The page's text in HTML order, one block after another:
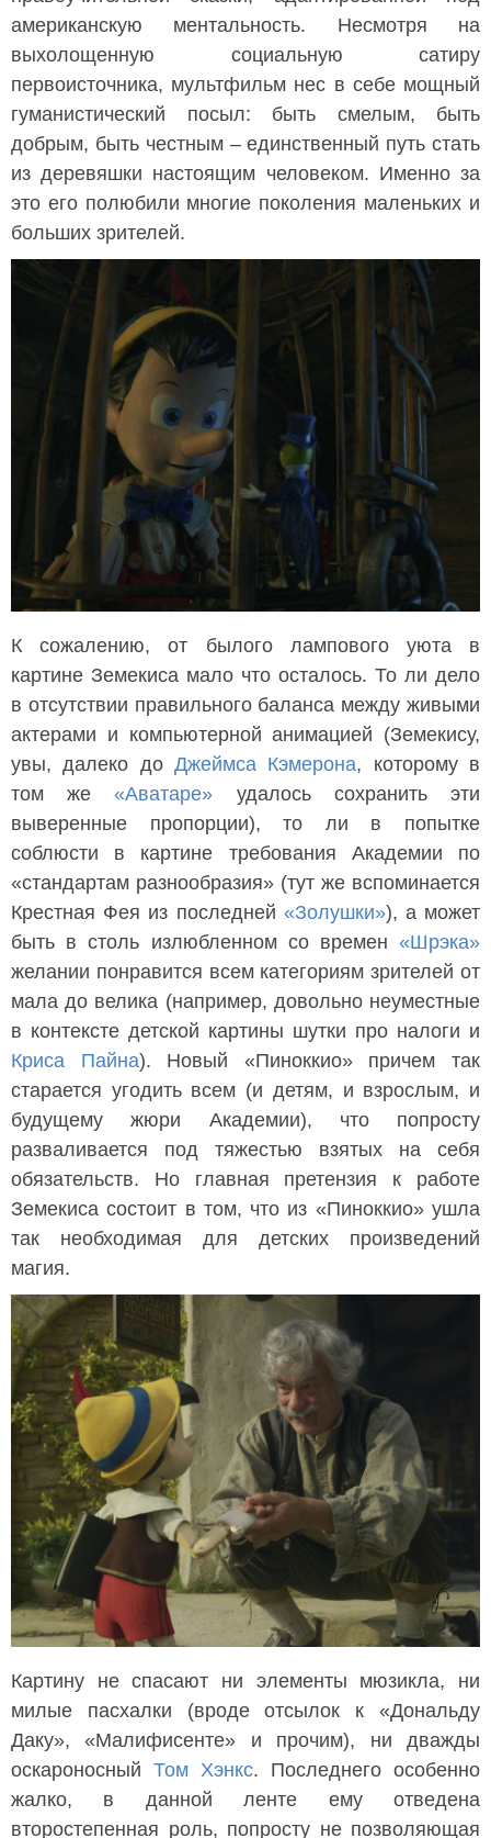
американскую ментальность. Несмотря на
выхолощенную социальную сатиру
первоисточника, мультфильм нес в себе мощный
гуманистический посыл: быть смелым, быть
добрым, быть честным – единственный путь стать
из деревяшки настоящим человеком. Именно за
это его полюбили многие поколения маленьких и
больших зрителей.
К сожалению, от былого лампового уюта в
картине Земекиса мало что осталось. То ли дело
в отсутствии правильного баланса между живыми
актерами и компьютерной анимацией (Земекису,
увы, далеко до Джеймса Кэмерона, которому в
том же«Аватаре» удалось сохранить эти
выверенные пропорции), то ли в попытке
соблюсти в картине требования Академии по
«стандартам разнообразия» (тут же вспоминается
Крестная Фея из последней «Золушки»), а может
быть в столь излюбленном со времен «Шрэка»
желании понравится всем категориям зрителей от
мала до велика (например, довольно неуместные
в контексте детской картины шутки про налоги и
Криса Пайна). Новый «Пиноккио» причем так
старается угодить всем (и детям, и взрослым, и
будущему жюри Академии), что попросту
разваливается под тяжестью взятых на себя
обязательств. Но главная претензия к работе
Земекиса состоит в том, что из «Пиноккио» ушла
так необходимая для детских произведений
магия.
Картину не спасают ни элементы мюзикла, ни
милые пасхалки (вроде отсылок к «Дональду
Даку», «Малифисенте» и прочим), ни дважды
оскароносный Том Хэнкс. Последнего особенно
жалко, в данной ленте ему отведена
второстепенная роль, попросту не позволяющая